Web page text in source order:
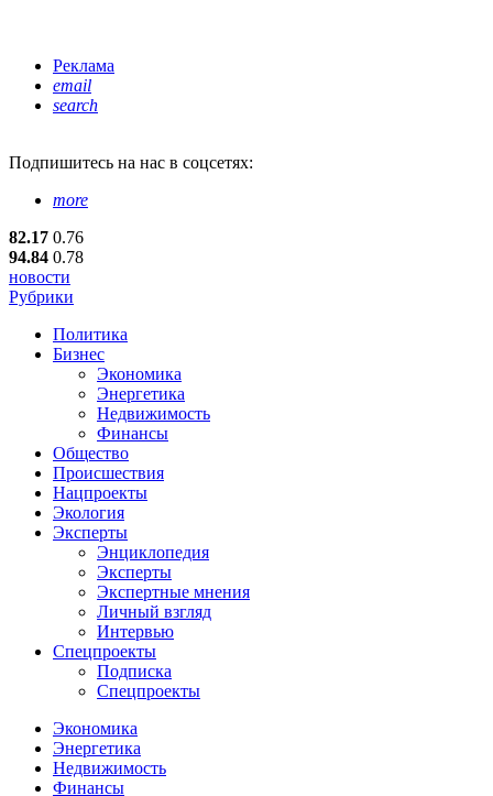
Реклама
email
search
Подпишитесь на нас в соцсетях:
more
82.17 0.76
94.84 0.78
новости
Рубрики
Политика
Бизнес
Экономика
Энергетика
Недвижимость
Финансы
Общество
Происшествия
Нацпроекты
Экология
Эксперты
Энциклопедия
Эксперты
Экспертные мнения
Личный взгляд
Интервью
Спецпроекты
Подписка
Спецпроекты
Экономика
Энергетика
Недвижимость
Финансы